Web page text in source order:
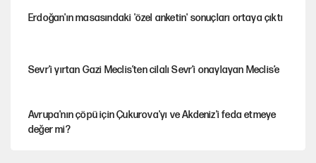
Erdoğan'ın masasındaki 'özel anketin' sonuçları ortaya çıktı
Sevr’i yırtan Gazi Meclis’ten cilalı Sevr’i onaylayan Meclis’e
Avrupa'nın çöpü için Çukurova'yı ve Akdeniz'i feda etmeye
değer mi?